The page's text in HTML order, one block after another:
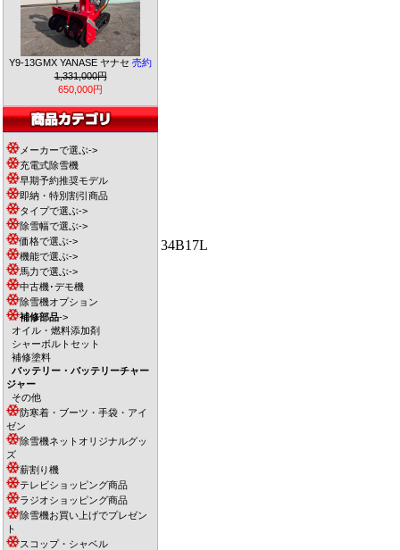
Y9-13GMX YANASE ヤナセ 売約
1,331,000円
650,000円
メーカーで選ぶ->
充電式除雪機
早期予約推奨モデル
即納・特別割引商品
タイプで選ぶ->
除雪幅で選ぶ->
価格で選ぶ->
機能で選ぶ->
馬力で選ぶ->
中古機･デモ機
除雪機オプション
補修部品->
オイル・燃料添加剤
シャーボルトセット
補修塗料
バッテリー・バッテリーチャー
ジャー
その他
防寒着・ブーツ・手袋・アイ
ゼン
除雪機ネットオリジナルグッ
ズ
薪割り機
テレビショッピング商品
ラジオショッピング商品
除雪機お買い上げでプレゼン
ト
スコップ・シャベル
34B17L